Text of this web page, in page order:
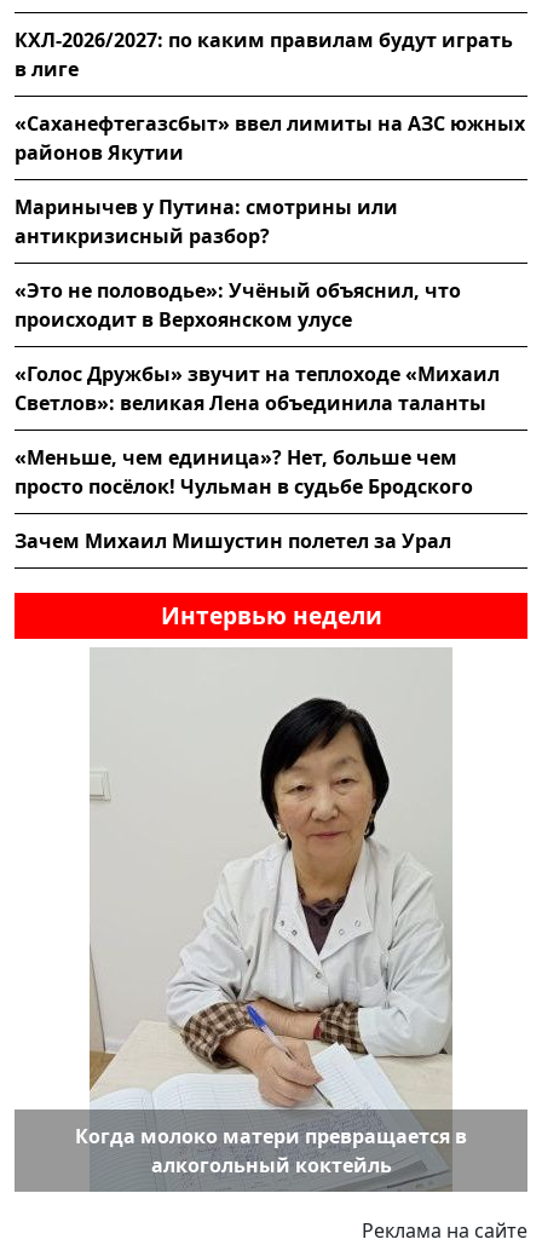
КХЛ-2026/2027: по каким правилам будут играть
в лиге
«Саханефтегазсбыт» ввел лимиты на АЗС южных
районов Якутии
Маринычев у Путина: смотрины или
антикризисный разбор?
«Это не половодье»: Учёный объяснил, что
происходит в Верхоянском улусе
«Голос Дружбы» звучит на теплоходе «Михаил
Светлов»: великая Лена объединила таланты
«Меньше, чем единица»? Нет, больше чем
просто посёлок! Чульман в судьбе Бродского
Зачем Михаил Мишустин полетел за Урал
Интервью недели
Когда молоко матери превращается в
алкогольный коктейль
Реклама на сайте